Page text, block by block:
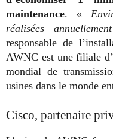
maintenance. «
réalisées annuellement
responsable de
AWNC est une filiale d’
mondial de
usines dans le monde
Cisco, partenaire